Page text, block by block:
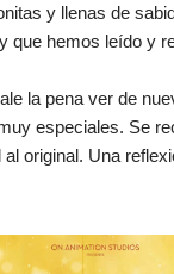
y llenas de
que hemos leído y
la pena ver de
especiales. Se
original. Una